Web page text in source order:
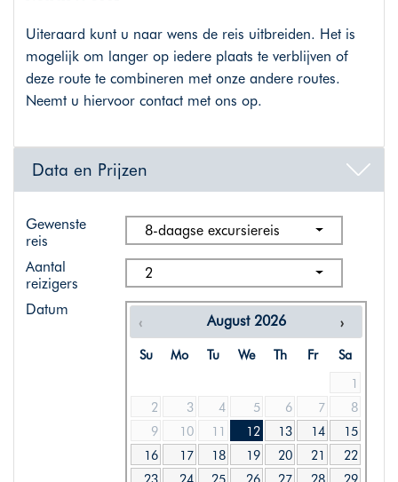
Uiteraard kunt u naar wens de reis uitbreiden. Het is
mogelijk om langer op iedere plaats te verblijven of
deze route te combineren met onze andere routes.
Neemt u hiervoor contact met ons op.
Data en Prijzen
Gewenste
reis
8-daagse excursiereis
Aantal
reizigers
2
Datum
August 2026
Su Mo Tu We Th Fr
Sa
1
2
3 4 5 6 7
8
9
10 11 12 13 14
15
16
17 18 19 20 21
22
23
24 25 26 27 28 29